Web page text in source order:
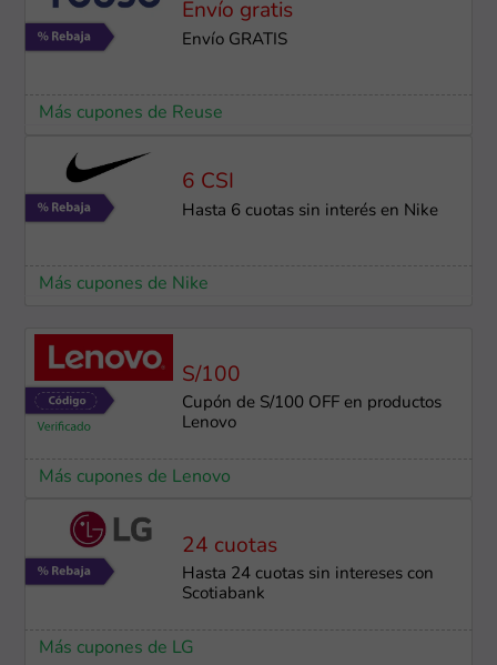
Envío gratis
Envío GRATIS
Más cupones de Reuse
6 CSI
Hasta 6 cuotas sin interés en Nike
Más cupones de Nike
S/100
Cupón de S/100 OFF en productos
Lenovo
Más cupones de Lenovo
24 cuotas
Hasta 24 cuotas sin intereses con
Scotiabank
Más cupones de LG